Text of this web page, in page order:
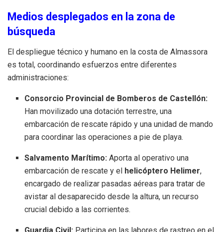
Medios desplegados en la zona de
búsqueda
El despliegue técnico y humano en la costa de Almassora
es total, coordinando esfuerzos entre diferentes
administraciones:
Consorcio Provincial de Bomberos de Castellón:
Han movilizado una dotación terrestre, una
embarcación de rescate rápido y una unidad de mando
para coordinar las operaciones a pie de playa.
Salvamento Marítimo: Aporta al operativo una
embarcación de rescate y el helicóptero Helimer,
encargado de realizar pasadas aéreas para tratar de
avistar al desaparecido desde la altura, un recurso
crucial debido a las corrientes.
Guardia Civil: Participa en las labores de rastreo en el